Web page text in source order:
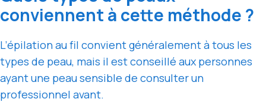
conviennent à cette méthode ?
L’épilation au fil convient généralement à tous les
types de peau, mais il est conseillé aux personnes
ayant une peau sensible de consulter un
professionnel avant.